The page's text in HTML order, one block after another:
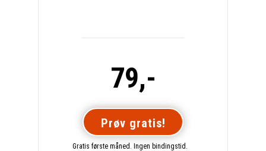
79,-
Prøv gratis!
Gratis første måned. Ingen bindingstid.